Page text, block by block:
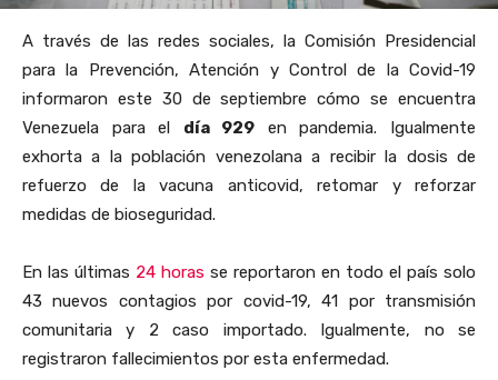
A través de las redes sociales, la Comisión Presidencial
para la Prevención, Atención y Control de la Covid-19
informaron este 30 de septiembre cómo se encuentra
Venezuela para el día 929 en pandemia. Igualmente
exhorta a la población venezolana a recibir la dosis de
refuerzo de la vacuna anticovid, retomar y reforzar
medidas de bioseguridad.
En las últimas 24 horas se reportaron en todo el país solo
43 nuevos contagios por covid-19, 41 por transmisión
comunitaria y 2 caso importado. Igualmente, no se
registraron fallecimientos por esta enfermedad.